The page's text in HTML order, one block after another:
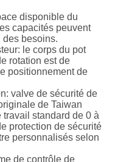
disponible du
capacités peuvent
besoins.
le corps du pot
rotation est de
positionnement de
valve de sécurité de
de Taiwan
standard de 0 à
protection de sécurité
personnalisés selon
de contrôle de